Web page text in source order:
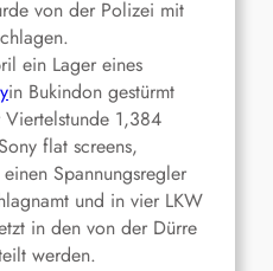
von der Polizei mit
ein Lager eines
in Bukindon gestürmt
1,384
flat screens,
Spannungsregler
und in vier LKW
in den von der Dürre
werden.